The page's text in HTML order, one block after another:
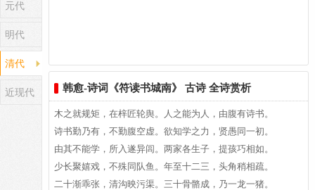
元代
明代
清代
近现代
5、惟解：只知道之意。
韩愈-诗词《符读书城南》 古诗 全诗赏析
木之就规矩，在梓匠轮舆。人之能为人，由腹有诗书。
诗书勤乃有，不勤腹空虚。欲知学之力，贤愚同一初。
由其不能学，所入遂异闾。两家各生子，提孩巧相如。
少长聚嬉戏，不殊同队鱼。年至十二三，头角稍相疏。
二十渐乖张，清沟映污渠。三十骨骼成，乃一龙一猪。